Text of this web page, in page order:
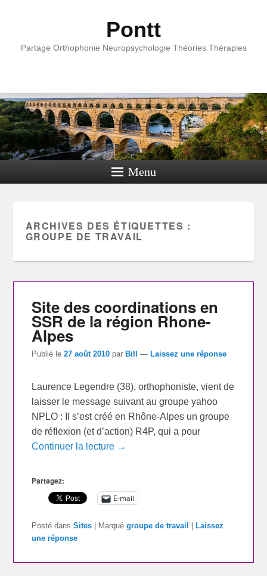
Pontt
Partage Orthophonie Neuropsychologie Théories Thérapies
Menu
ARCHIVES DES ÉTIQUETTES :
GROUPE DE TRAVAIL
Site des coordinations en
SSR de la région Rhone-
Alpes
Publié le27 août 2010 par Bill — Laissez une réponse
Laurence Legendre (38), orthophoniste, vient de
laisser le message suivant au groupe yahoo
NPLO : Il s’est créé en Rhône-Alpes un groupe
de réflexion (et d’action) R4P, qui a pour
Continuer la lecture →
Partagez:
E-mail
Posté dans Sites Marqué groupe de travail
Laissez
une réponse